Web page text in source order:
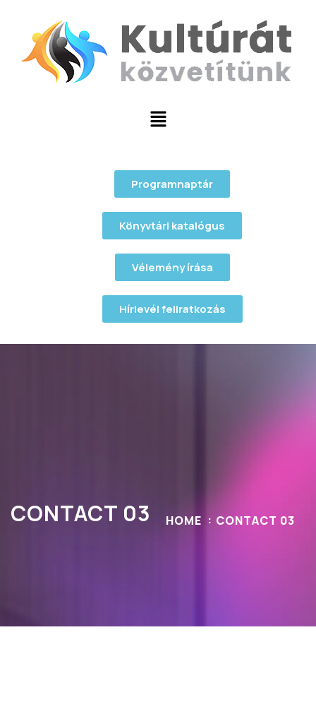
Programnaptár
Könyvtári katalógus
Vélemény írása
Hírlevél feliratkozás
CONTACT 03 HOME CONTACT 03